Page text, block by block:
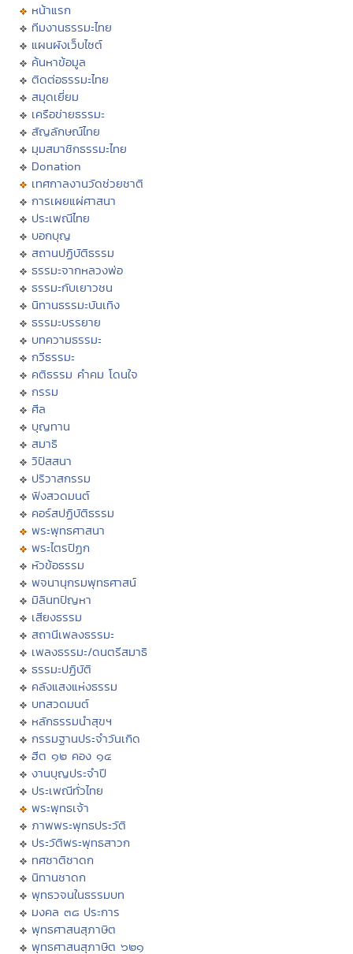
หน้าแรก
ทีมงานธรรมะไทย
แผนผังเว็บไซต์
ค้นหาข้อมูล
ติดต่อธรรมะไทย
สมุดเยี่ยม
เครือข่ายธรรมะ
สัญลักษณ์ไทย
มุมสมาชิกธรรมะไทย
Donation
เทศกาลงานวัดช่วยชาติ
การเผยแผ่ศาสนา
ประเพณีไทย
บอกบุญ
สถานปฏิบัติธรรม
ธรรมะจากหลวงพ่อ
ธรรมะกับเยาวชน
นิทานธรรมะบันเทิง
ธรรมะบรรยาย
บทความธรรมะ
กวีธรรมะ
คติธรรม คำคม โดนใจ
กรรม
ศีล
บุญทาน
สมาธิ
วิปัสสนา
ปริวาสกรรม
ฟังสวดมนต์
คอร์สปฏิบัติธรรม
พระพุทธศาสนา
พระไตรปิฏก
หัวข้อธรรม
พจนานุกรมพุทธศาสน์
มิลินทปัญหา
เสียงธรรม
สถานีเพลงธรรมะ
เพลงธรรมะ/ดนตรีสมาธิ
ธรรมะปฏิบัติ
คลังแสงแห่งธรรม
บทสวดมนต์
หลักธรรมนำสุขฯ
กรรมฐานประจำวันเกิด
ฮีต ๑๒ คอง ๑๔
งานบุญประจำปี
ประเพณีทั่วไทย
พระพุทธเจ้า
ภาพพระพุทธประวัติ
ประวัติพระพุทธสาวก
ทศชาติชาดก
นิทานชาดก
พุทธวจนในธรรมบท
มงคล ๓๘ ประการ
พุทธศาสนสุภาษิต
พุทธศาสนสุภาษิต ๖๒๑